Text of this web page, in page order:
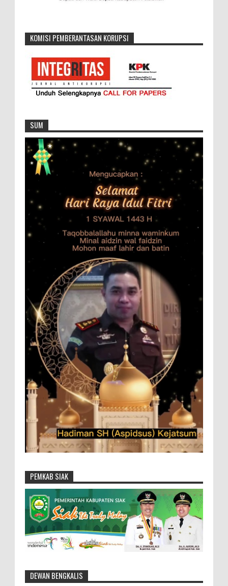
KOMISI PEMBERANTASAN KORUPSI
SUM
PEMKAB SIAK
DEWAN BENGKALIS